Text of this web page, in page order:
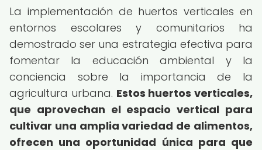
La implementación de huertos verticales en
entornos escolares y comunitarios ha
demostrado ser una estrategia efectiva para
fomentar la educación ambiental y la
conciencia sobre la importancia de la
agricultura urbana. Estos huertos verticales,
que aprovechan el espacio vertical para
cultivar una amplia variedad de alimentos,
ofrecen una oportunidad única para que